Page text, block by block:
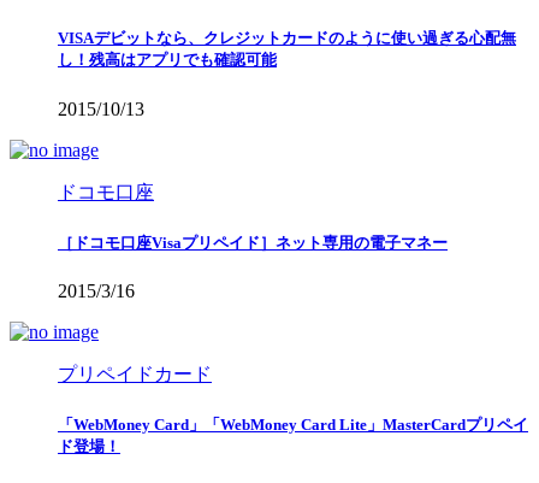
VISAデビットなら、クレジットカードのように使い過ぎる心配無
し！残高はアプリでも確認可能
2015/10/13
ドコモ口座
［ドコモ口座Visaプリペイド］ネット専用の電子マネー
2015/3/16
プリペイドカード
「WebMoney Card」「WebMoney Card Lite」MasterCardプリペイ
ド登場！